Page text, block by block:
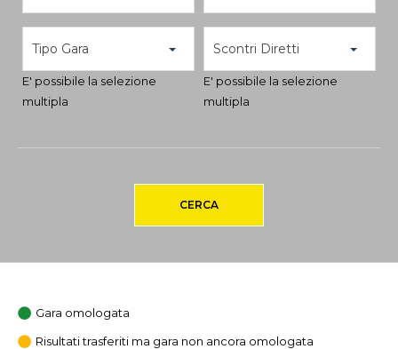
Tipo Gara
E' possibile la selezione
multipla
Scontri Diretti
E' possibile la selezione
multipla
CERCA
Gara omologata
Risultati trasferiti ma gara non ancora omologata